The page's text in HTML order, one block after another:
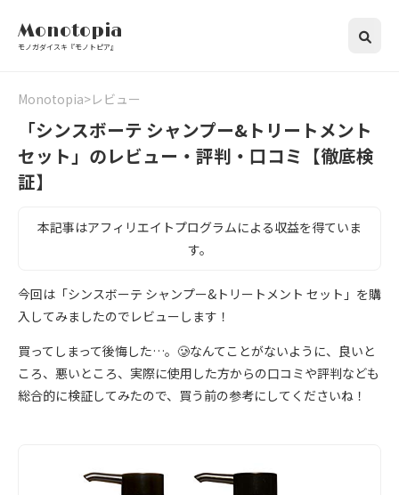
Monotopia
モノガダイスキ『モノトピア』
Monotopia レビュー
「シンスボーテ シャンプー&トリートメント
セット」のレビュー・評判・口コミ【徹底検
証】
本記事はアフィリエイトプログラムによる収益を得ていま
す。
今回は「シンスボーテ シャンプー&トリートメント セット」を購
入してみましたのでレビューします！
買ってしまって後悔した…。🥲なんてことがないように、良いと
ころ、悪いところ、実際に使用した方からの口コミや評判なども
総合的に検証してみたので、買う前の参考にしてくださいね！